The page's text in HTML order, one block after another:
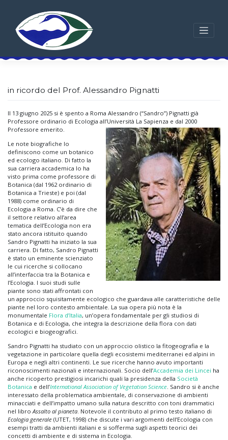
in ricordo del Prof. Alessandro Pignatti
Il 13 giugno 2025 si è spento a Roma Alessandro (“Sandro”) Pignatti già
Professore ordinario di Ecologia all’Università La Sapienza e dal 2000
Professore emerito.
Le note biografiche lo
definiscono come un botanico
ed ecologo italiano. Di fatto la
sua carriera accademica lo ha
visto prima come professore di
Botanica (dal 1962 ordinario di
Botanica a Trieste) e poi (dal
1988) come ordinario di
Ecologia a Roma. C’è da dire che
il settore relativo all’area
tematica dell’Ecologia non era
stato ancora istituito quando
Sandro Pignatti ha iniziato la sua
carriera. Di fatto, Sandro Pignatti
è stato un eminente scienziato
le cui ricerche si collocano
all’interfaccia tra la Botanica e
l’Ecologia. I suoi studi sulle
piante sono stati affrontati con
un approccio squisitamente ecologico che guardava alle caratteristiche delle
piante nel loro contesto ambientale. La sua opera più nota è la
monumentale Flora d’Italia, un’opera fondamentale per gli studiosi di
Botanica e di Ecologia, che integra la descrizione della flora con dati
ecologici e biogeografici.
Sandro Pignatti ha studiato con un approccio olistico la fitogeografia e la
vegetazione in particolare quella degli ecosistemi mediterranei ed alpini in
Europa e negli altri continenti. Le sue ricerche hanno avuto importanti
riconoscimenti nazionali e internazionali. Socio dell’Accademia dei Lincei ha
anche ricoperto prestigiosi incarichi quali la presidenza della Società
Botanica e dell’International Association of Vegetation Science . Sandro si è anche
interessato della problematica ambientale, di conservazione di ambienti
minacciati e dell’impatto umano sulla natura descritto con toni drammatici
nel libro Assalto al pianeta . Notevole il contributo al primo testo italiano di
Ecologia generale (UTET, 1998) che discute i vari argomenti dell’Ecologia con
esempi tratti da ambienti italiani e si sofferma sugli aspetti teorici dei
concetti di ambiente e di sistema in Ecologia.